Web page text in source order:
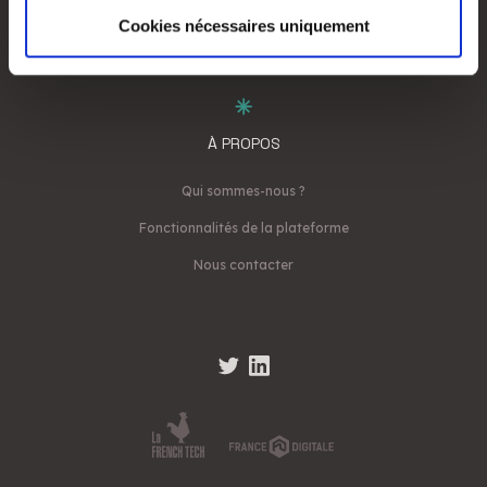
partageons également des informations sur l'utilisation de
notre site avec nos partenaires de médias sociaux, de
publicité et d'analyse, qui peuvent combiner celles-ci
avec d'autres informations que vous leur avez fournies
Cookies nécessaires uniquement
À PROPOS
Qui sommes-nous ?
Fonctionnalités de la plateforme
Nous contacter